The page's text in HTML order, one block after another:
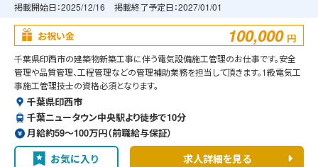
掲載開始日：2025/12/16 掲載終了予定日：2027/01/01
お祝い金 100,000 円
千葉県印西市の建築物新築工事に伴う電気設備施工管理のお仕事です。安全
管理や品質管理、工程管理などの管理補助業務を担当して頂きます。1級電気工
事施工管理技士の資格必須となります。
千葉県印西市
千葉ニュータウン中央駅より徒歩で10分
月給約59〜100万円（前職給与保証）
お気に入り 求人詳細を見る